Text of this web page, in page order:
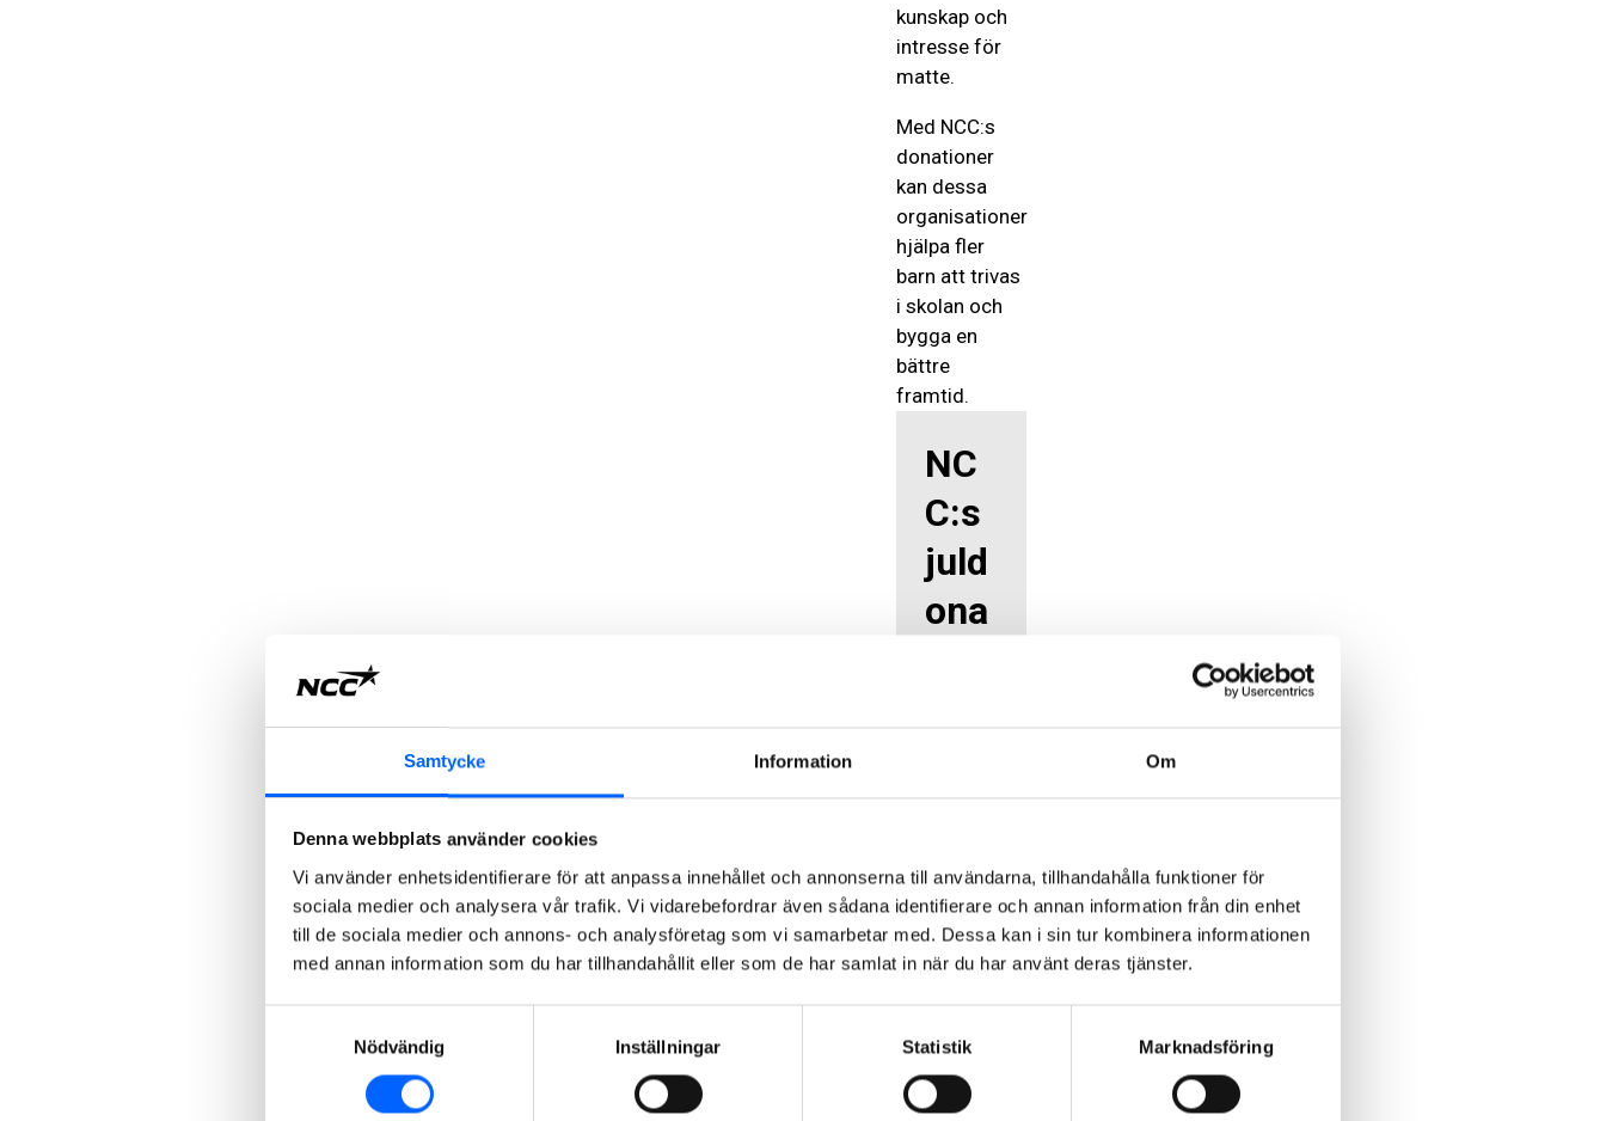
Samtycke Information Om
Denna webbplats använder cookies
Vi använder enhetsidentifierare för att anpassa innehållet och annonserna till användarna, tillhandahålla funktioner för
sociala medier och analysera vår trafik. Vi vidarebefordrar även sådana identifierare och annan information från din enhet
till de sociala medier och annons- och analysföretag som vi samarbetar med. Dessa kan i sin tur kombinera informationen
med annan information som du har tillhandahållit eller som de har samlat in när du har använt deras tjänster.
Nödvändig
Inställningar Statistik Marknadsföring
kunskap och
intresse för
matte.
Med NCC:s
donationer
kan dessa
organisationer
hjälpa fler
barn att trivas
i skolan och
bygga en
bättre
framtid.
NC
C:s
juld
ona
ationer
har
mottag
it
NCC:s
juldona
tion:
2025-